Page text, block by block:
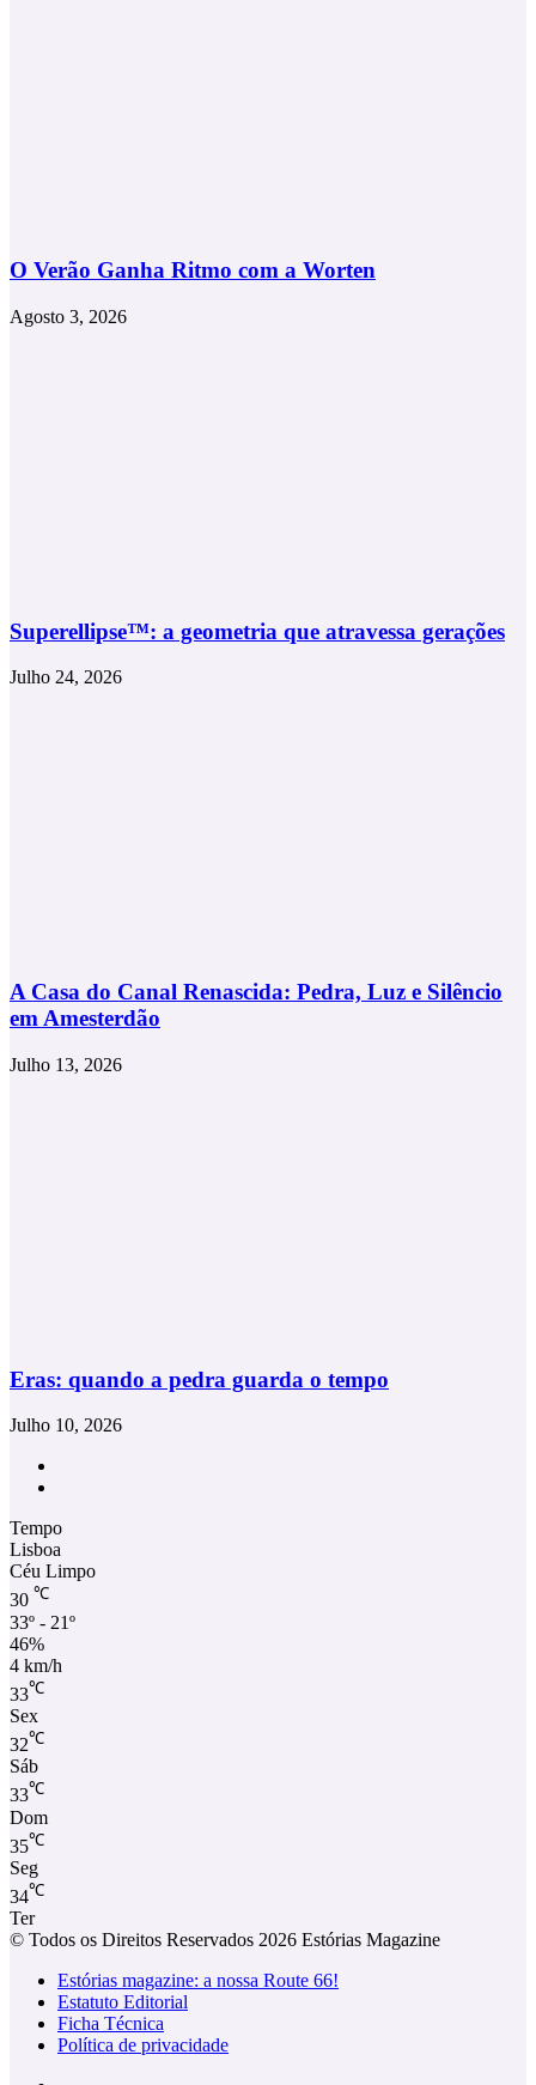
O Verão Ganha Ritmo com a Worten
Agosto 3, 2026
Superellipse™: a geometria que atravessa gerações
Julho 24, 2026
A Casa do Canal Renascida: Pedra, Luz e Silêncio
em Amesterdão
Julho 13, 2026
Eras: quando a pedra guarda o tempo
Julho 10, 2026
Tempo
Lisboa
Céu Limpo
30 ℃
33º - 21º
46%
4 km/h
33℃
Sex
32℃
Sáb
33℃
Dom
35℃
Seg
34℃
Ter
© Todos os Direitos Reservados 2026 Estórias Magazine
Estórias magazine: a nossa Route 66!
Estatuto Editorial
Ficha Técnica
Política de privacidade